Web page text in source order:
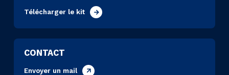
Télécharger le kit
CONTACT
Envoyer un mail